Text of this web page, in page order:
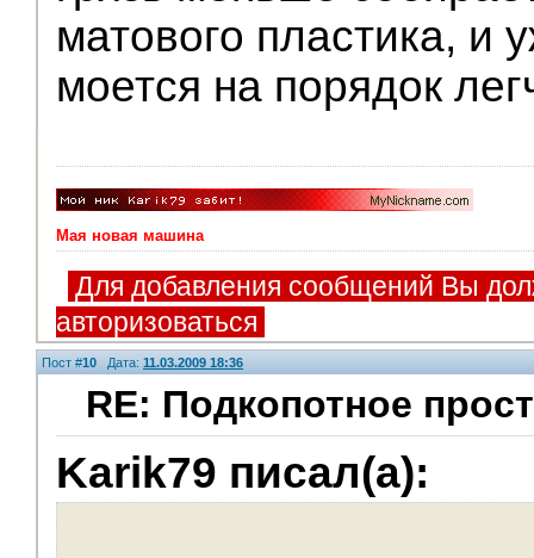
матового пластика, и
моется на порядок
Мая новая машина
Для добавления сообщений Вы
авторизоваться
Пост #10 Дата: 11.03.2009 18:36
RE: Подкопотное
Karik79 писал(а):
V.I.P.